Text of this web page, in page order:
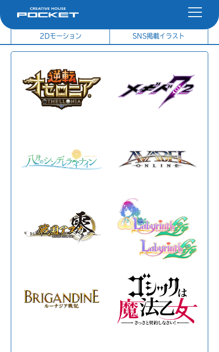
社内制作イラスト
2Dモーション SNS掲載イラスト